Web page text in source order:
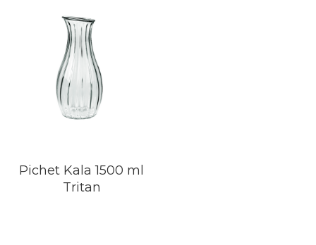
Pichet Kala 1500 ml
Tritan